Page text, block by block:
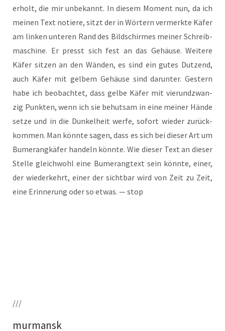
erholt, die mir unbe­kannt. In die­sem Moment nun, da ich
mei­nen Text notie­re, sitzt der in Wör­tern ver­merk­te Käfer
am lin­ken unte­ren Rand des Bild­schir­mes mei­ner Schreib­
ma­schi­ne. Er presst sich fest an das Gehäu­se. Wei­te­re
Käfer sit­zen an den Wän­den, es sind ein gutes Dut­zend,
auch Käfer mit gel­bem Gehäu­se sind dar­un­ter. Ges­tern
habe ich beob­ach­tet, dass gel­be Käfer mit vier­und­zwan­
zig Punk­ten, wenn ich sie behut­sam in eine mei­ner Hän­de
set­ze und in die Dun­kel­heit wer­fe, sofort wie­der zurück­
kom­men. Man könn­te sagen, dass es sich bei die­ser Art um
Bume­rang­kä­fer han­deln könn­te. Wie die­ser Text an die­ser
Stel­le gleich­wohl eine Bume­rang­text sein könn­te, einer,
der wie­der­kehrt, einer der sicht­bar wird von Zeit zu Zeit,
eine Erin­ne­rung oder so etwas. — stop
///
murmansk